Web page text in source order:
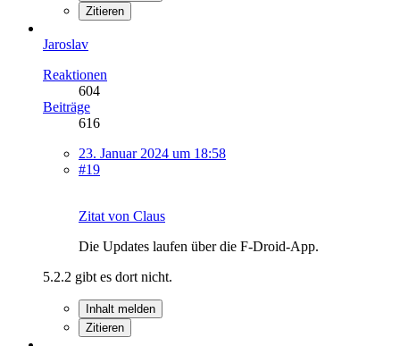
Zitieren
Jaroslav
Reaktionen
604
Beiträge
616
23. Januar 2024 um 18:58
#19
Zitat von Claus
Die Updates laufen über die F-Droid-App.
5.2.2 gibt es dort nicht.
Inhalt melden
Zitieren